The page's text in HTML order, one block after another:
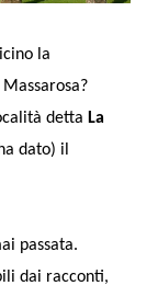
la
detta La
dato) il
passata.
dai racconti,